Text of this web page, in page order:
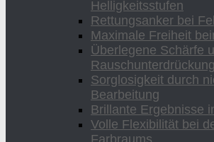
Helligkeitsstufen
Rettungsanker bei
Maximale Freiheit
Überlegene Schärfe
Rauschunterdrückung
Sorglosigkeit durch
Bearbeitung
Brillante Ergebnisse
Volle Flexibilität bei